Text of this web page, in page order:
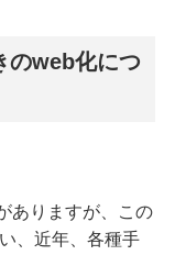
のweb化につ
ありますが、この
、近年、各種手